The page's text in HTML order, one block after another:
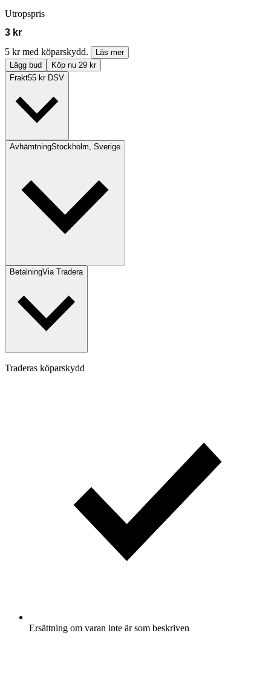
Utropspris
3 kr
5 kr med köparskydd.
Läs mer
Lägg bud
Köp nu 29 kr
Frakt55 kr DSV
AvhämtningStockholm, Sverige
BetalningVia Tradera
Traderas köparskydd
Ersättning om varan inte är som beskriven